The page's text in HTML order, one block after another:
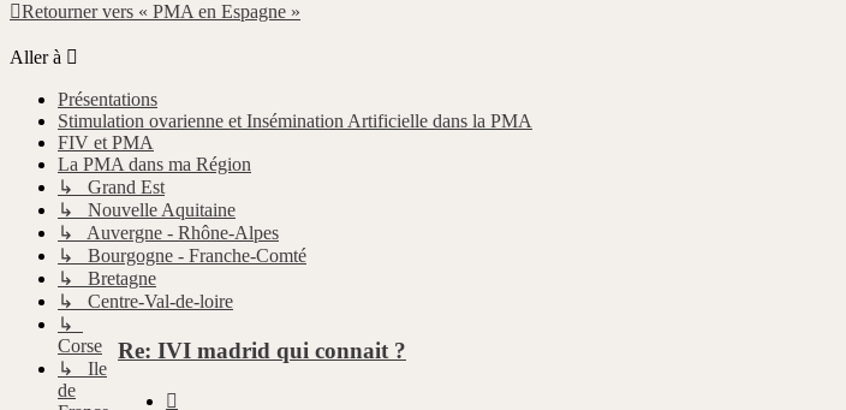
Re: IVI madrid qui connait ?
Retourner vers « PMA en Espagne »
Aller à
Présentations
Stimulation ovarienne et Insémination Artificielle dans la PMA
FIV et PMA
La PMA dans ma Région
↳ Grand Est
↳ Nouvelle Aquitaine
↳ Auvergne - Rhône-Alpes
↳ Bourgogne - Franche-Comté
↳ Bretagne
↳ Centre-Val-de-loire
↳
Corse
↳ Ile
de